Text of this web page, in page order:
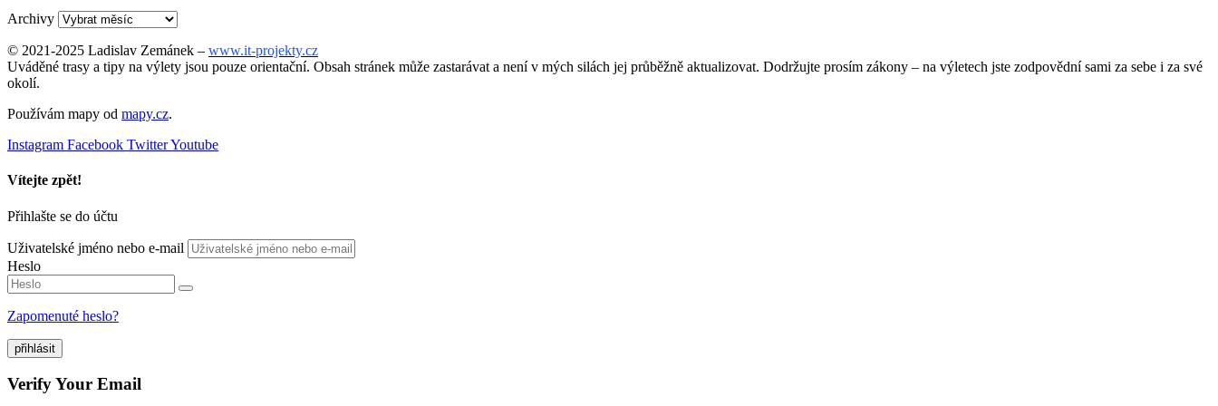
Archivy
© 2021-2025 Ladislav Zemánek – www.it-projekty.cz
Uváděné trasy a tipy na výlety jsou pouze orientační. Obsah stránek může zastarávat a není v mých silách jej průběžně aktualizovat. Dodržujte prosím zákony – na výletech jste zodpovědní sami za sebe i za své
okolí.
Používám mapy od mapy.cz.
Instagram Facebook TwitterYoutube
Vítejte zpět!
Přihlašte se do účtu
Uživatelské jméno nebo e-mail
Heslo
Zapomenuté heslo?
přihlásit
Verify Your Email